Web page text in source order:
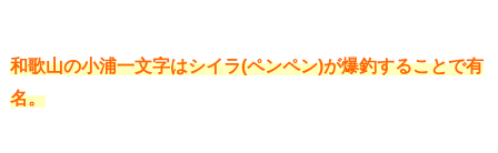
和歌山の小浦一文字はシイラ(ペンペン)が爆釣することで有
名。